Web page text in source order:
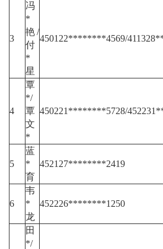
3
冯
*
艳/
付
*
星
450122********4569/
4
覃
*/
覃
文
*
450221********5728/
5
蓝
*
育
452127********2419
6
韦
*
龙
452226********1250
田
*/